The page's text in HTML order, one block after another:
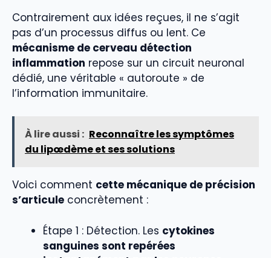
Contrairement aux idées reçues, il ne s’agit
pas d’un processus diffus ou lent. Ce
mécanisme de cerveau détection
inflammation repose sur un circuit neuronal
dédié, une véritable « autoroute » de
l’information immunitaire.
À lire aussi : Reconnaître les symptômes
du lipœdème et ses solutions
Voici comment cette mécanique de précision
s’articule concrètement :
Étape 1 : Détection. Les cytokines
sanguines sont repérées